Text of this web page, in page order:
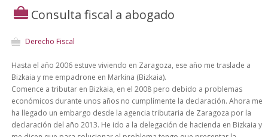
Consulta fiscal a abogado
Derecho Fiscal
Hasta el año 2006 estuve viviendo en Zaragoza, ese año me traslade a
Bizkaia y me empadrone en Markina (Bizkaia).
Comence a tributar en Bizkaia, en el 2008 pero debido a problemas
económicos durante unos años no cumplímente la declaración. Ahora me
ha llegado un embargo desde la agencia tributaria de Zaragoza por la
declaración del año 2013. He ido a la delegación de hacienda en Bizkaia y